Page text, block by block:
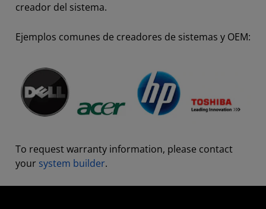
creador del sistema.
Ejemplos comunes de creadores de sistemas y OEM:
To request warranty information, please contact
your system builder.